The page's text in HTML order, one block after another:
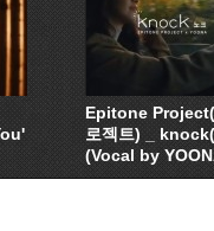
Epitone
로젝트) _
(Vocal by